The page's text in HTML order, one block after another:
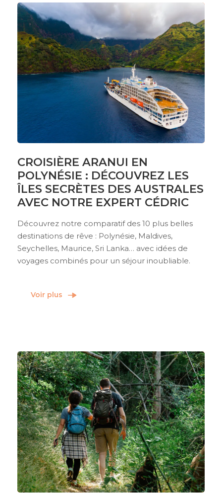
CROISIÈRE ARANUI EN
POLYNÉSIE : DÉCOUVREZ LES
ÎLES SECRÈTES DES AUSTRALES
AVEC NOTRE EXPERT CÉDRIC
Découvrez notre comparatif des 10 plus belles
destinations de rêve : Polynésie, Maldives,
Seychelles, Maurice, Sri Lanka… avec idées de
voyages combinés pour un séjour inoubliable.
Voir plus